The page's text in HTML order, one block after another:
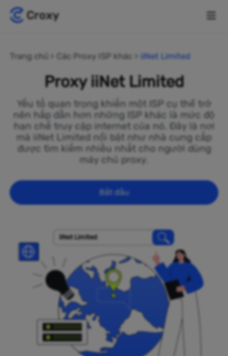
Trang chủ Các Proxy ISP khác iiNet Limited
Proxy iiNet Limited
Yếu tố quan trọng khiến một ISP cụ thể trở
nên hấp dẫn hơn những ISP khác là mức độ
hạn chế truy cập internet của nó. Đây là nơi
mà iiNet Limited nổi bật như nhà cung cấp
được tìm kiếm nhiều nhất cho người dùng
máy chủ proxy.
Bắt đầu
iiNet Limited